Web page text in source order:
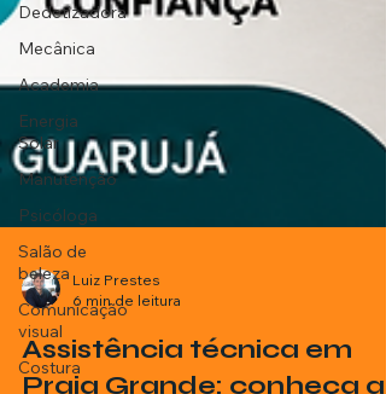
Dedetizadora
Mecânica
Academia
Energia
Solar
Manutenção
Psicóloga
Salão de
beleza
Comunicação
visual
Costura
Luiz Prestes
6 min de leitura